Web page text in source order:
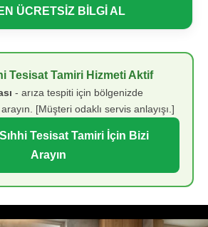
ÜCRETSİZ BİLGİ AL
Tesisat Tamiri Hizmeti Aktif
- arıza tespiti için bölgenizde
[Müşteri odaklı servis anlayışı.]
Tesisat Tamiri İçin Bizi
Arayın